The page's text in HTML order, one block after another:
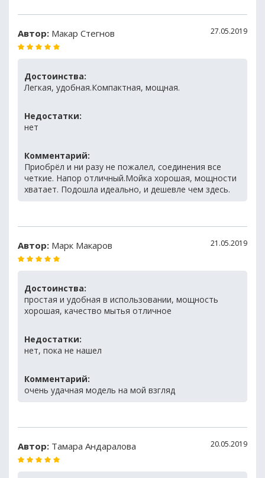
Автор: Макар Стегнов 27.05.2019
Достоинства:
Легкая, удобная.Компактная, мощная.
Недостатки:
нет
Комментарий:
Приобрёл и ни разу не пожалел, соединения все
четкие. Напор отличный.Мойка хорошая, мощности
хватает. Подошла идеально, и дешевле чем здесь.
Автор: Марк Макаров 21.05.2019
Достоинства:
простая и удобная в использовании, мощность
хорошая, качество мытья отличное
Недостатки:
нет, пока не нашел
Комментарий:
очень удачная модель на мой взгляд
Автор: Тамара Андаралова 20.05.2019